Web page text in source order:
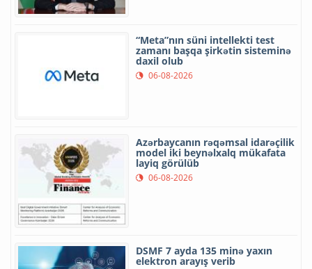
“Meta”nın süni intellekti test
zamanı başqa şirkətin sisteminə
daxil olub
06-08-2026
Azərbaycanın rəqəmsal idarəçilik
model iki beynəlxalq mükafata
layiq görülüb
06-08-2026
DSMF 7 ayda 135 minə yaxın
elektron arayış verib